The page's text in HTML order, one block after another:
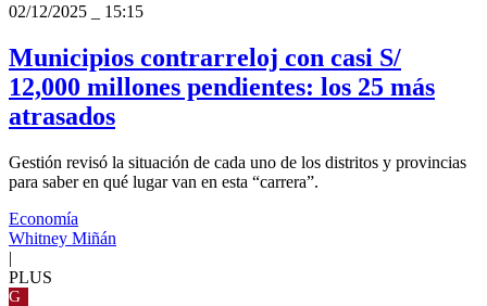
02/12/2025
15:15
Municipios contrarreloj con casi S/
12,000 millones pendientes: los 25 más
atrasados
Gestión revisó la situación de cada uno de los distritos y provincias
para saber en qué lugar van en esta “carrera”.
Economía
Whitney Miñán
|
PLUS
G